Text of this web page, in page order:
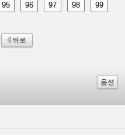
95 96 97 98 99
뒤로
옵션